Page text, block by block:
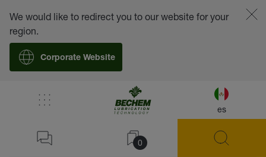
es
0
We would like to redirect you to our website for your
region.
Corporate Website